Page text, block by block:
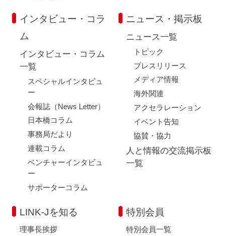
インタビュー・コラ
ム
インタビュー・コラム
一覧
スペシャルインタビュ
ー
会報誌（News Letter）
日本橋コラム
事務局だより
連載コラム
ベンチャーインタビュ
ー
サポーターコラム
ニュース・掲示板
ニュース一覧
トピック
プレスリリース
メディア情報
海外関連
アクセラレーション
イベント告知
協賛・協力
人と情報の交流掲示板
一覧
LINK-Jを知る
理事長挨拶
特別会員
特別会員一覧